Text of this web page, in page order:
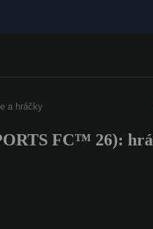
of 3 characters or
FC™ 26):